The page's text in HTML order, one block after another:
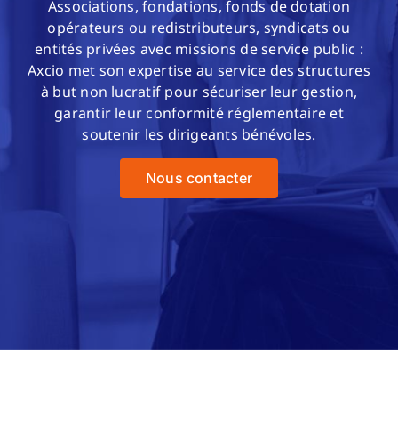
Associations, fondations, fonds de dotation
opérateurs ou redistributeurs, syndicats ou
entités privées avec missions de service public :
Axcio met son expertise au service des structures
à but non lucratif pour sécuriser leur gestion,
garantir leur conformité réglementaire et
soutenir les dirigeants bénévoles.
Nous contacter